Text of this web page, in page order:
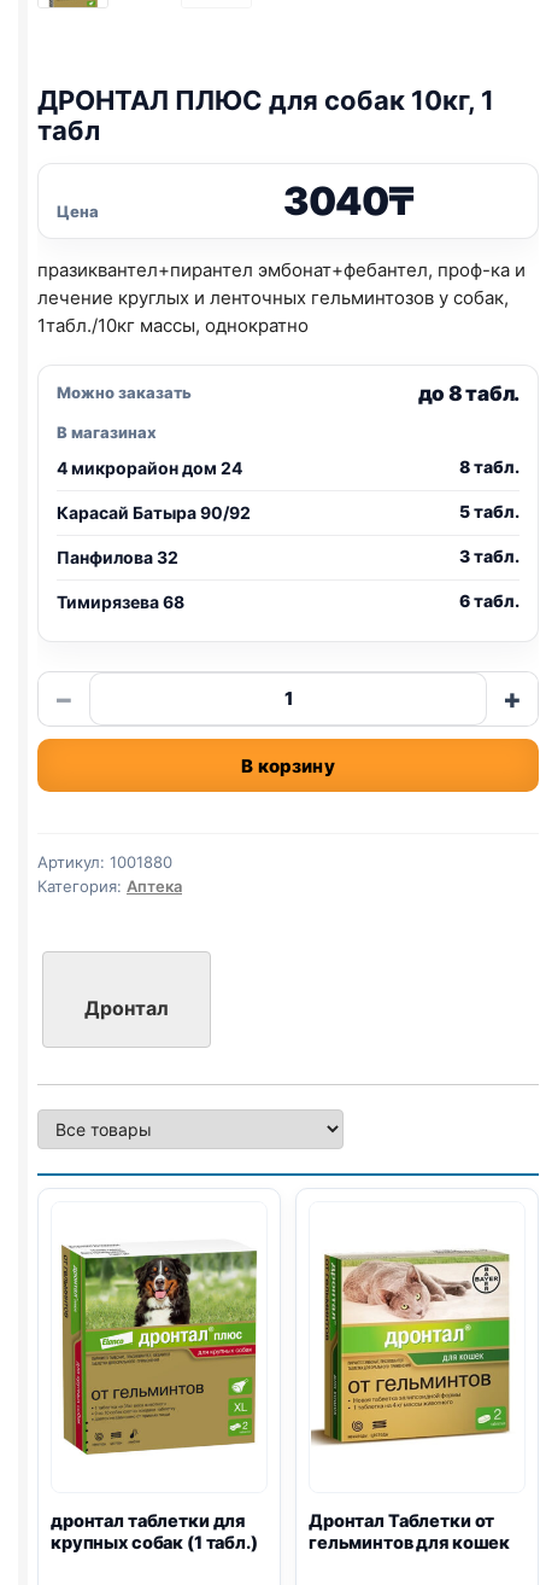
ДРОНТАЛ ПЛЮС для собак 10кг, 1
табл
Цена 3040₸
празиквантел+пирантел эмбонат+фебантел, проф-ка и
лечение круглых и ленточных гельминтозов у собак,
1табл./10кг массы, однократно
Можно заказать до 8 табл.
В магазинах
4 микрорайон дом 24 8 табл.
Карасай Батыра 90/92 5 табл.
Панфилова 32 3 табл.
Тимирязева 68 6 табл.
−
Количество
товара
ДРОНТАЛ
для
10кг,
1
+
В корзину
Артикул: 1001880
Категория: Аптека
Дронтал
дронтал таблетки для
крупных собак (1 табл.)
Дронтал Таблетки от
гельминтов для кошек